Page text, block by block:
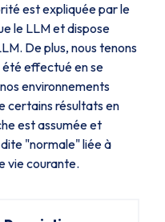
est expliquée par le
le LLM et dispose
De plus, nous tenons
été effectué en se
environnements
certains résultats en
est assumée et
"normale" liée à
vie courante.